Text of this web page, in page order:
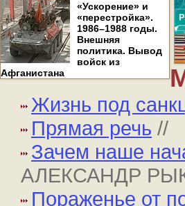
«Ускорение» и
«перестройка».
1986–1988 годы.
Внешняя
политика. Вывод
войск из
Афганистана
Жизнь под
Прямая речь //
Зачем наше
АЛЕКСАНДР
Пораженье от